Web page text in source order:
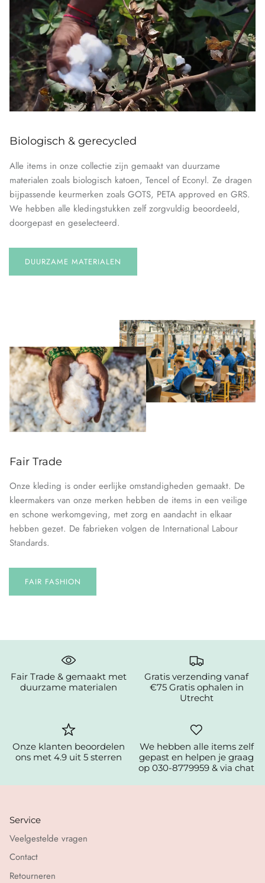
Biologisch & gerecycled
Alle items in onze collectie zijn gemaakt van duurzame
materialen zoals biologisch katoen, Tencel of Econyl. Ze dragen
bijpassende keurmerken zoals GOTS, PETA approved en GRS.
We hebben alle kledingstukken zelf zorgvuldig beoordeeld,
doorgepast en geselecteerd.
DUURZAME MATERIALEN
Fair Trade
Onze kleding is onder eerlijke omstandigheden gemaakt. De
kleermakers van onze merken hebben de items in een veilige
en schone werkomgeving, met zorg en aandacht in elkaar
hebben gezet. De fabrieken volgen de International Labour
Standards.
FAIR FASHION
Fair Trade & gemaakt met
duurzame materialen
Gratis verzending vanaf
€75 Gratis ophalen in
Utrecht
Onze klanten beoordelen
ons met 4.9 uit 5 sterren
We hebben alle items zelf
gepast en helpen je graag
op 030-8779959 & via chat
Service
Veelgestelde vragen
Contact
Retourneren